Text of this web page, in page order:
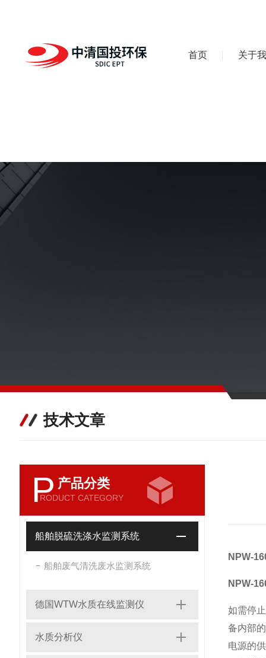
首页 关于
技术文章
P 产品分类
RODUCT CATEGORY
船舶脱硫洗涤水监测系统
船舶废气清洗废水监测系统
德国WTW水质在线监测仪
水质分析仪
NPW-
NPW-
如需停
备内部
电源的